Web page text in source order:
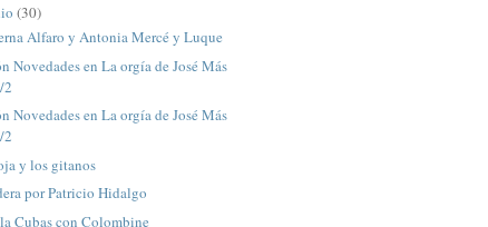
(30)
Alfaro y Antonia Mercé y Luque
Novedades en La orgía de José Más
2
Novedades en La orgía de José Más
2
y los gitanos
por Patricio Hidalgo
Cubas con Colombine